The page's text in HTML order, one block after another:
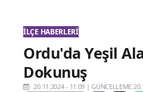
İLÇE HABERLERI
Ordu'da Yeşil
Dokunuş
20.11.2024 - 11:09 |